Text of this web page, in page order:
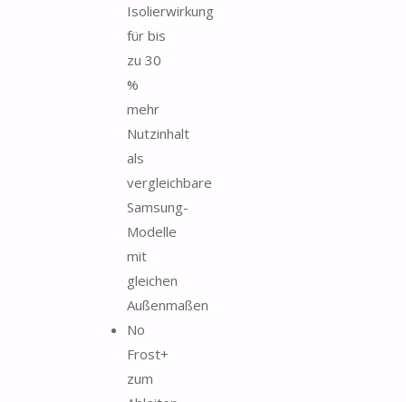
Isolierwirkung
für bis
zu 30
%
mehr
Nutzinhalt
als
vergleichbare
Samsung-
Modelle
mit
gleichen
Außenmaßen
No
Frost+
zum